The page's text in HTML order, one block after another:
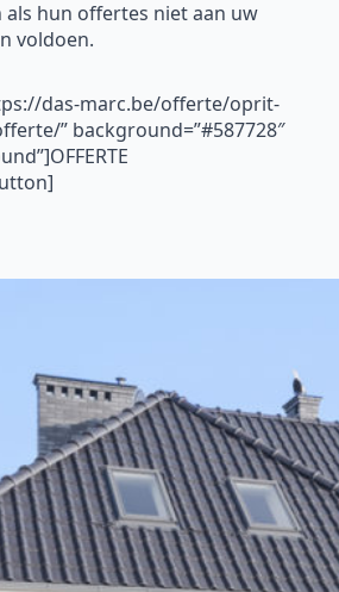
als hun offertes niet aan uw
voldoen.
das-marc.be/offerte/oprit-
” background=”#587728″